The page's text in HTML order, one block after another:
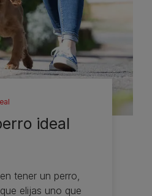
ideal
tener un perro,
elijas uno que